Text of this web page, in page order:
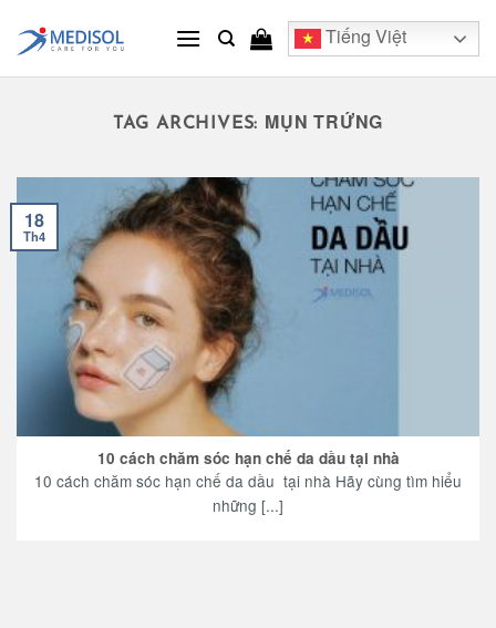
content
Tiếng Việt
TAG ARCHIVES: MỤN TRỨNG
10 cách chăm sóc hạn chế da dầu tại nhà
10 cách chăm sóc hạn chế da dầu tại nhà Hãy cùng tìm hiểu
những [...]
18
Th4